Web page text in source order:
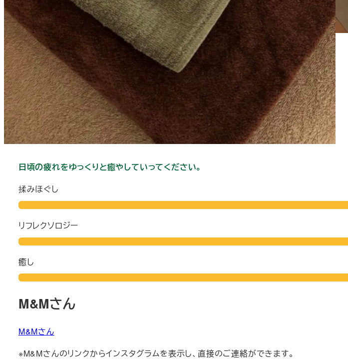
日頃の疲れをゆっくりと癒やしていってください。
揉みほぐし
リフレクソロジー
癒し
M&Mさん
M&Mさん
※M&Mさんのリンクからインスタグラムを表示し、直接のご連絡ができます。